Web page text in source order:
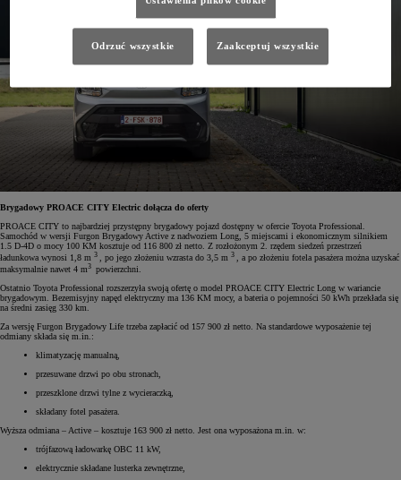
Brygadowy PROACE CITY Electric dołącza do oferty
PROACE CITY to najbardziej przystępny brygadowy pojazd dostępny w ofercie Toyota Professional.
Samochód w wersji Furgon Brygadowy Active z nadwoziem Long, 5 miejscami i ekonomicznym silnikiem
1.5 D-4D o mocy 100 KM kosztuje od 116 800 zł netto. Z rozłożonym 2. rzędem siedzeń przestrzeń
ładunkowa wynosi 1,8 m 3 , po jego złożeniu wzrasta do 3,5 m 3
, a po złożeniu fotela pasażera można uzyskać
maksymalnie nawet 4 m3 powierzchni.
Ostatnio Toyota Professional rozszerzyła swoją ofertę o model PROACE CITY Electric Long w wariancie
brygadowym. Bezemisyjny napęd elektryczny ma 136 KM mocy, a bateria o pojemności 50 kWh przekłada się
na średni zasięg 330 km.
Za wersję Furgon Brygadowy Life trzeba zapłacić od 157 900 zł netto. Na standardowe wyposażenie tej
odmiany składa się m.in.:
klimatyzację manualną,
przesuwane drzwi po obu stronach,
przeszklone drzwi tylne z wycieraczką,
składany fotel pasażera.
Wyższa odmiana – Active – kosztuje 163 900 zł netto. Jest ona wyposażona m.in. w:
trójfazową ładowarkę OBC 11 kW,
elektrycznie składane lusterka zewnętrzne,
Odrzuć wszystkie Zaakceptuj wszystkie